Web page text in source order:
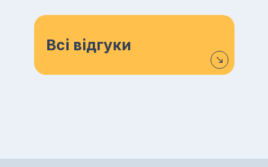
Всі відгуки